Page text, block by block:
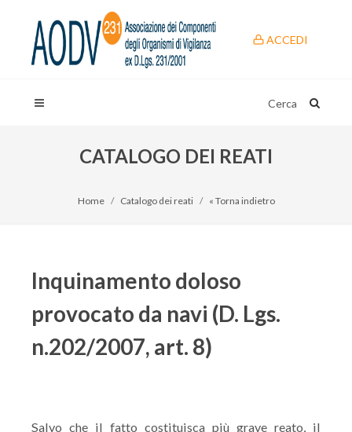
ACCEDI
Cerca
CATALOGO DEI REATI
Home Catalogo dei reati « Torna indietro
Inquinamento doloso
provocato da navi (D. Lgs.
n.202/2007, art. 8)
Salvo che il fatto costituisca più grave reato, il